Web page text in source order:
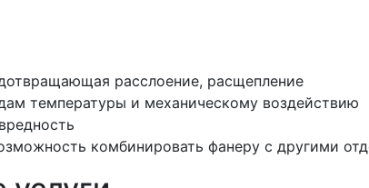
расслоение, расщепление
температуры и механическому воздействию
комбинировать фанеру с другими